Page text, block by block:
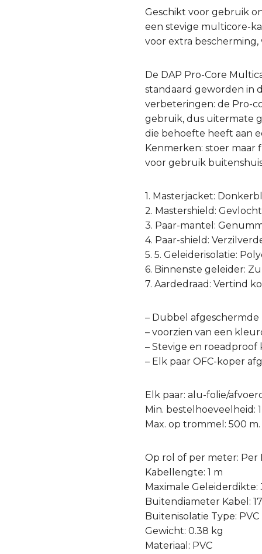
Geschikt voor gebruik
een stevige multicore-
voor extra
De DAP Pro-Core
standaard geworden in
verbeteringen: de Pro-
gebruik, dus uitermate
die behoefte heeft aan
Kenmerken: stoer maar
voor gebruik
1. Masterjacket:
2. Mastershield:
3. Paar-mantel:
4. Paar-shield:
5. 5. Geleiderisolatie:
6. Binnenste geleider:
7. Aardedraad: Vertind
– Dubbel
– voorzien van een
– Stevige en roeadproof
– Elk paar OFC-koper
Elk paar: alu-folie/
Min. bestelhoeveelheid:
Max. op trommel: 500 m.
Op rol of per meter: Per
Kabellengte: 1 m
Maximale Geleiderdikte:
Buitendiameter Kabel:
Buitenisolatie Type: PVC
Gewicht: 0.38 kg
Materiaal: PVC